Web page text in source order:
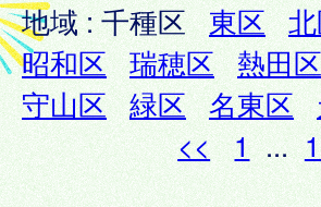
地域 :千種区 東区
昭和区
瑞穂区 熱田区
守山区 緑区 名東区
<<
1 ...